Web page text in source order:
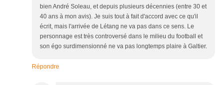
bien André Soleau, et depuis plusieurs décennies (entre 30 et
40 ans à mon avis). Je suis tout à fait d'accord avec ce qu'il
écrit, mais l'arrivée de Létang ne va pas dans ce sens. Le
personnage est très controversé dans le milieu du football et
son égo surdimensionné ne va pas longtemps plaire à Galtier.
Répondre